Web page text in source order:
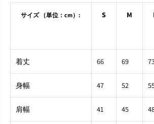
サイズ （単位：cm）: S M
着丈 66 69
身幅 47 52
肩幅 41 45